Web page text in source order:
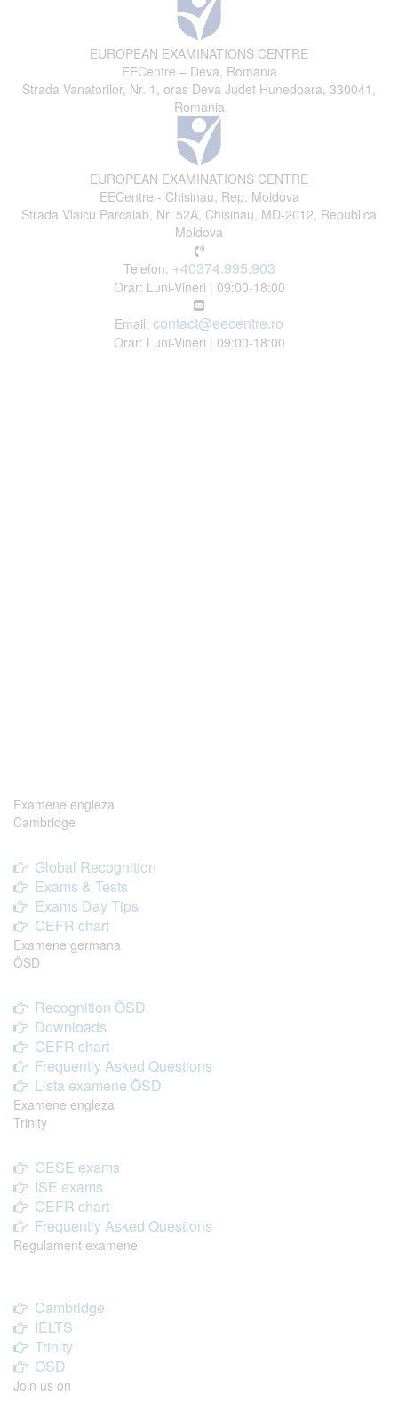
EUROPEAN EXAMINATIONS CENTRE
EECentre – Deva, Romania
Strada Vanatorilor, Nr. 1, oras Deva Judet Hunedoara, 330041,
Romania
EUROPEAN EXAMINATIONS CENTRE
EECentre - Chisinau, Rep. Moldova
Strada Vlaicu Parcalab, Nr. 52A, Chisinau, MD-2012, Republica
Moldova
Telefon: +40374.995.903
Orar: Luni-Vineri | 09:00-18:00
Email: contact@eecentre.ro
Orar: Luni-Vineri | 09:00-18:00
Examene engleza
Cambridge
Global Recognition
Exams & Tests
Exams Day Tips
CEFR chart
Examene germana
ÖSD
Recognition ÖSD
Downloads
CEFR chart
Frequently Asked Questions
Lista examene ÖSD
Examene engleza
Trinity
GESE exams
ISE exams
CEFR chart
Frequently Asked Questions
Regulament examene
Cambridge
IELTS
Trinity
OSD
Join us on